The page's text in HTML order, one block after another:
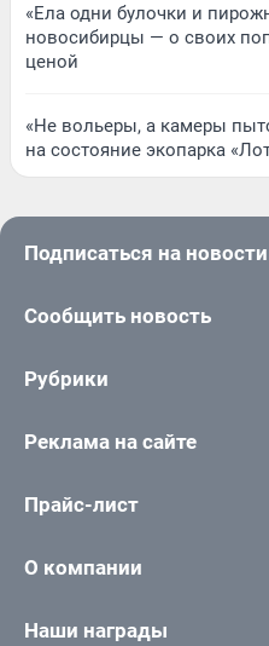
«Ела одни булочки и
новосибирцы — о своих
ценой
«Не вольеры, а камеры
на состояние экопарка
Подписаться на новости
Сообщить новость
Рубрики
Реклама на сайте
Прайс-лист
О компании
Наши награды